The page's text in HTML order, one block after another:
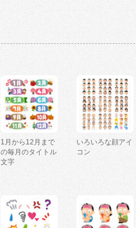
1月から12月まで
の毎月のタイトル
文字
いろいろな顔アイ
コン